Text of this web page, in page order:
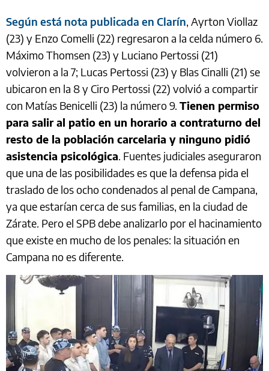
Según está nota publicada en Clarín, Ayrton Viollaz
(23) y Enzo Comelli (22) regresaron a la celda número 6.
Máximo Thomsen (23) y Luciano Pertossi (21)
volvieron a la 7; Lucas Pertossi (23) y Blas Cinalli (21) se
ubicaron en la 8 y Ciro Pertossi (22) volvió a compartir
con Matías Benicelli (23) la número 9. Tienen permiso
para salir al patio en un horario a contraturno del
resto de la población carcelaria y ninguno pidió
asistencia psicológica. Fuentes judiciales aseguraron
que una de las posibilidades es que la defensa pida el
traslado de los ocho condenados al penal de Campana,
ya que estarían cerca de sus familias, en la ciudad de
Zárate. Pero el SPB debe analizarlo por el hacinamiento
que existe en mucho de los penales: la situación en
Campana no es diferente.